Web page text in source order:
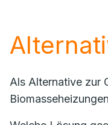
Als Alternative zur